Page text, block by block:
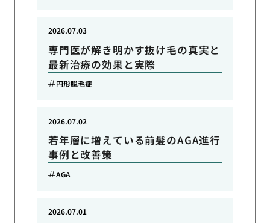
専門医が解き明かす抜け毛の真実と
最新治療の効果と実際
2026.07.03
円形脱毛症
若年層に増えている前髪のAGA進行
事例と改善策
2026.07.02
AGA
2026.07.01